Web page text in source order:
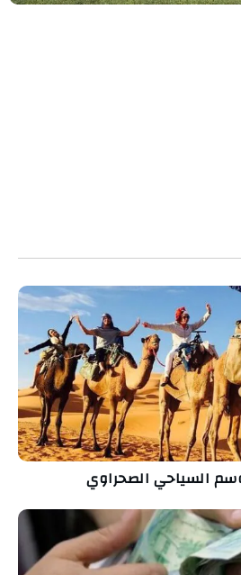
السياحي الصحراوي